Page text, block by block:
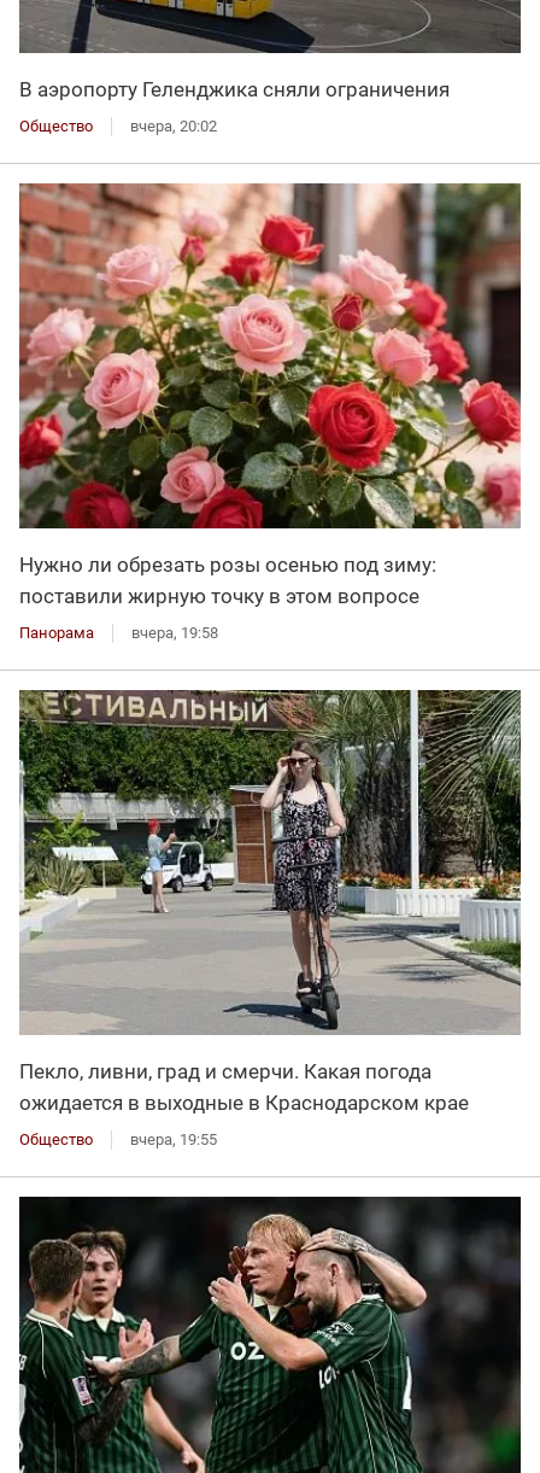
В аэропорту Геленджика сняли ограничения
Общество вчера, 20:02
Нужно ли обрезать розы осенью под зиму:
поставили жирную точку в этом вопросе
Панорама вчера, 19:58
Пекло, ливни, град и смерчи. Какая погода
ожидается в выходные в Краснодарском крае
Общество вчера, 19:55